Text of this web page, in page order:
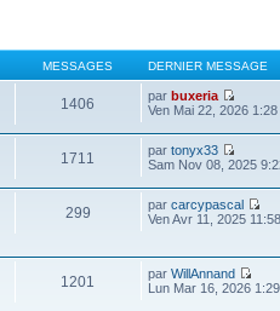
MESSAGES DERNIER MESSAGE
1406 parbuxeria
Ven Mai 22, 2026
1711 partonyx33
Sam Nov 08, 2025
299 parcarcypascal
Ven Avr 11, 2025
1201 parWillAnnand
Lun Mar 16, 2026